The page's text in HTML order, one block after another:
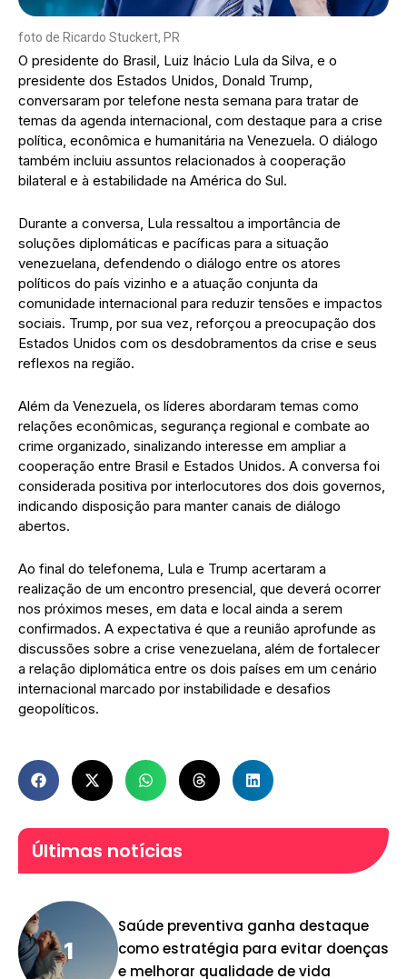
foto de Ricardo Stuckert, PR
O presidente do Brasil, Luiz Inácio Lula da Silva, e o
presidente dos Estados Unidos, Donald Trump,
conversaram por telefone nesta semana para tratar de
temas da agenda internacional, com destaque para a crise
política, econômica e humanitária na Venezuela. O diálogo
também incluiu assuntos relacionados à cooperação
bilateral e à estabilidade na América do Sul.
Durante a conversa, Lula ressaltou a importância de
soluções diplomáticas e pacíficas para a situação
venezuelana, defendendo o diálogo entre os atores
políticos do país vizinho e a atuação conjunta da
comunidade internacional para reduzir tensões e impactos
sociais. Trump, por sua vez, reforçou a preocupação dos
Estados Unidos com os desdobramentos da crise e seus
reflexos na região.
Além da Venezuela, os líderes abordaram temas como
relações econômicas, segurança regional e combate ao
crime organizado, sinalizando interesse em ampliar a
cooperação entre Brasil e Estados Unidos. A conversa foi
considerada positiva por interlocutores dos dois governos,
indicando disposição para manter canais de diálogo
abertos.
Ao final do telefonema, Lula e Trump acertaram a
realização de um encontro presencial, que deverá ocorrer
nos próximos meses, em data e local ainda a serem
confirmados. A expectativa é que a reunião aprofunde as
discussões sobre a crise venezuelana, além de fortalecer
a relação diplomática entre os dois países em um cenário
internacional marcado por instabilidade e desafios
geopolíticos.
Últimas notícias
Saúde preventiva ganha destaque
como estratégia para evitar doenças
e melhorar qualidade de vida